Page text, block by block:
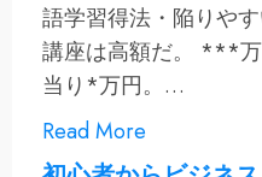
語学習得法・陥りや
講座は高額だ。 ***
当り*万円。…
Read More